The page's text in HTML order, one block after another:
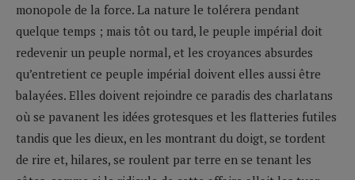
monopole de la force. La nature le tolérera pendant
quelque temps ; mais tôt ou tard, le peuple impérial doit
redevenir un peuple normal, et les croyances absurdes
qu’entretient ce peuple impérial doivent elles aussi être
balayées. Elles doivent rejoindre ce paradis des charlatans
où se pavanent les idées grotesques et les flatteries futiles
tandis que les dieux, en les montrant du doigt, se tordent
de rire et, hilares, se roulent par terre en se tenant les